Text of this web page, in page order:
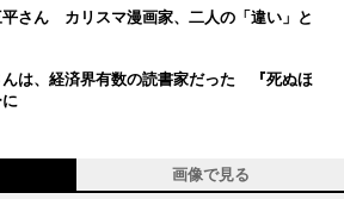
さん カリスマ漫画家、二人の「違い」と
は、経済界有数の読書家だった 『死ぬほ
画像で見る